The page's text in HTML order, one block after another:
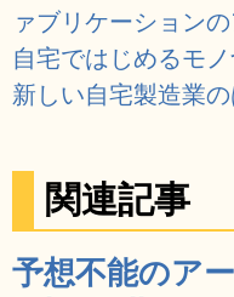
ァブリケーション
自宅ではじめるモ
新しい自宅製造業
関連記事
予想不能のア